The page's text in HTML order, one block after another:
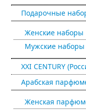
Подарочные
Женские наборы
Мужские наборы
XXI CENTURY
Арабская
Женская